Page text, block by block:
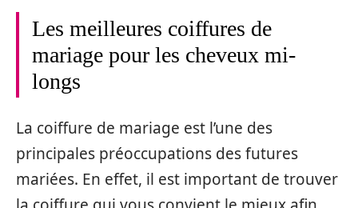
Les meilleures coiffures de
mariage pour les cheveux mi-
longs
La coiffure de mariage est l’une des
principales préoccupations des futures
mariées. En effet, il est important de trouver